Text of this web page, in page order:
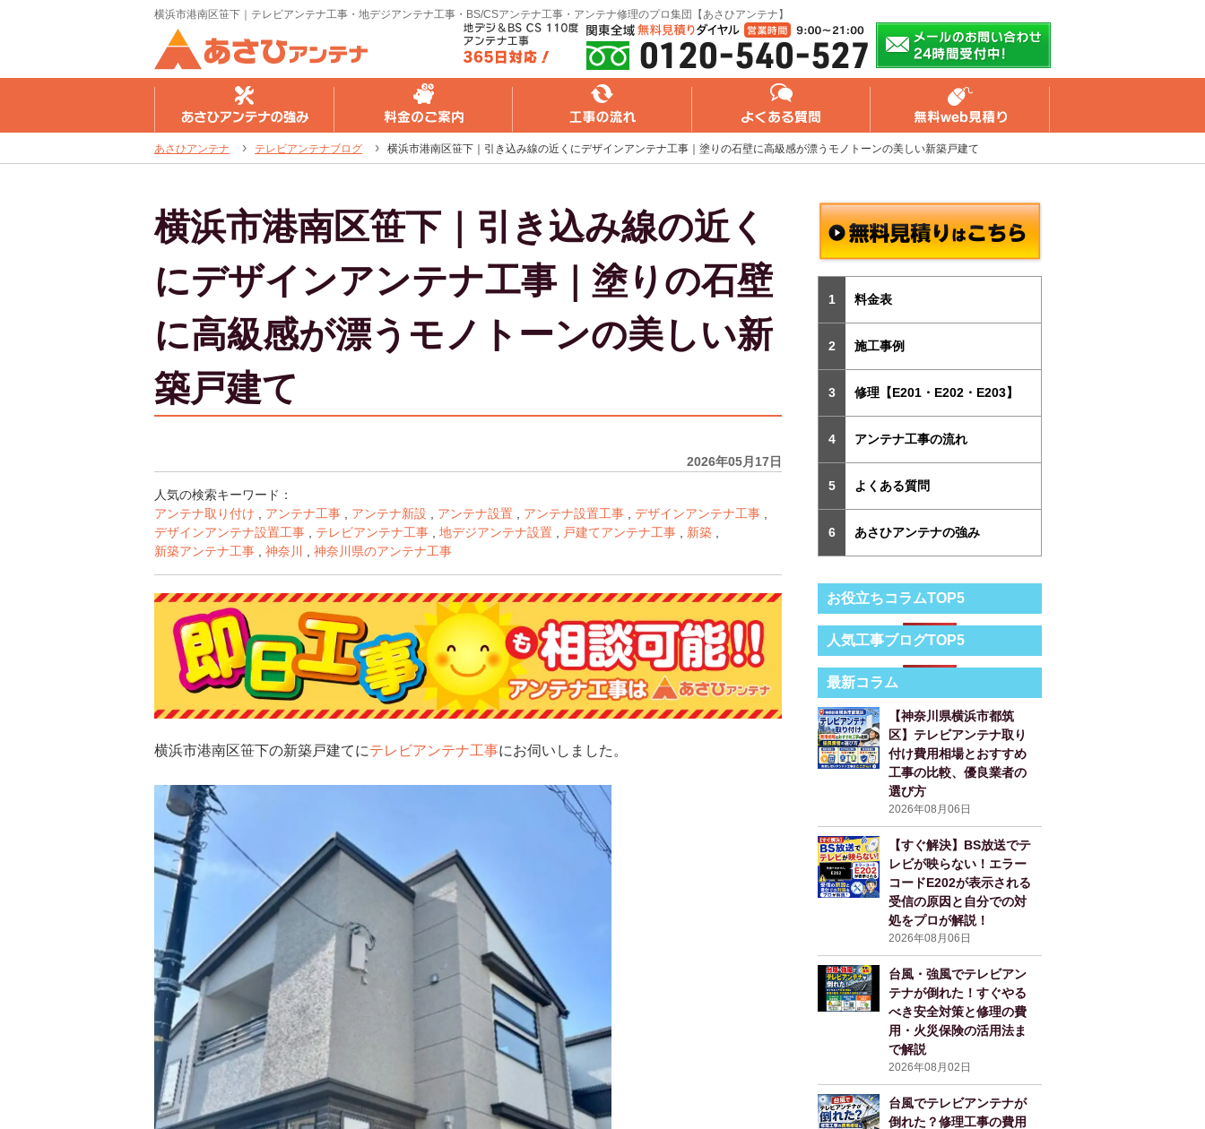
横浜市港南区笹下｜テレビアンテナ工事・地デジアンテナ工事・BS/CSアンテナ工事・アンテナ修理のプロ集団【あさひアンテナ】
料金のご案内 工事の流れ よくある質問 無料web見積り
あさひアンテナ テレビアンテナブログ 横浜市港南区笹下｜引き込み線の近くにデザインアンテナ工事｜塗りの石壁に高級感が漂うモノトーンの美しい新築戸建て
横浜市港南区笹下｜引き込み線の近く
にデザインアンテナ工事｜塗りの石壁
に高級感が漂うモノトーンの美しい新
築戸建て
2026年05月17日
人気の検索キーワード：
アンテナ取り付け
アンテナ工事 アンテナ新設 アンテナ設置 アンテナ設置工事 デザインアンテナ工事
デザインアンテナ設置工事
テレビアンテナ工事 地デジアンテナ設置 戸建てアンテナ工事 新築
新築アンテナ工事
神奈川 神奈川県のアンテナ工事
横浜市港南区笹下の新築戸建てにテレビアンテナ工事にお伺いしました。
料金表
施工事例
修理【E201・E202・E203】
アンテナ工事の流れ
よくある質問
あさひアンテナの強み
お役立ちコラムTOP5
人気工事ブログTOP5
最新コラム
【神奈川県横浜市都筑
区】テレビアンテナ取り
付け費用相場とおすすめ
工事の比較、優良業者の
選び方
2026年08月06日
【すぐ解決】BS放送でテ
レビが映らない！エラー
コードE202が表示される
受信の原因と自分での対
処をプロが解説！
2026年08月06日
台風・強風でテレビアン
テナが倒れた！すぐやる
べき安全対策と修理の費
用・火災保険の活用法ま
で解説
2026年08月02日
台風でテレビアンテナが
倒れた？修理工事の費用